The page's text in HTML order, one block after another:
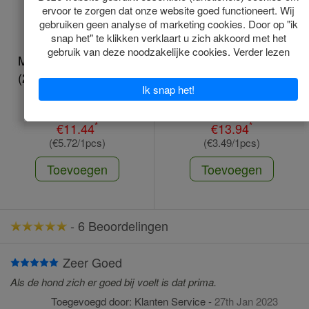
Milprazon Hond Klein
(2,5 Mg) - 2 Tabletten
€11.44*
(€5.72/1pcs)
Toevoegen
Milprazon Hond Klein
(2,5 Mg) - 4 Tabletten
€13.94*
(€3.49/1pcs)
Toevoegen
- 6 Beoordelingen
Zeer Goed
Als de hond zich er goed bij voelt is dat prima.
Toegevoegd door: Klanten Service- 27th Jan 2023